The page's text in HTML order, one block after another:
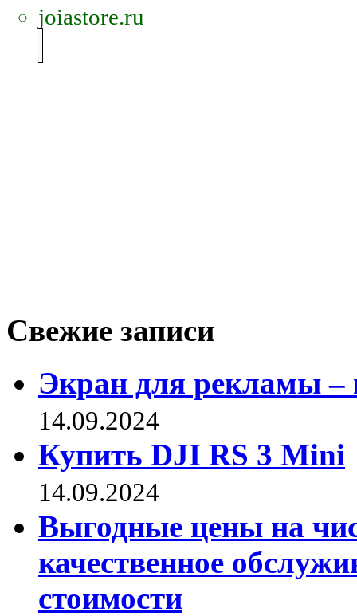
joiastore.ru
Свежие записи
Экран для рекламы –
14.09.2024
Купить DJI RS 3 Mini
14.09.2024
Выгодные цены на
качественное
стоимости